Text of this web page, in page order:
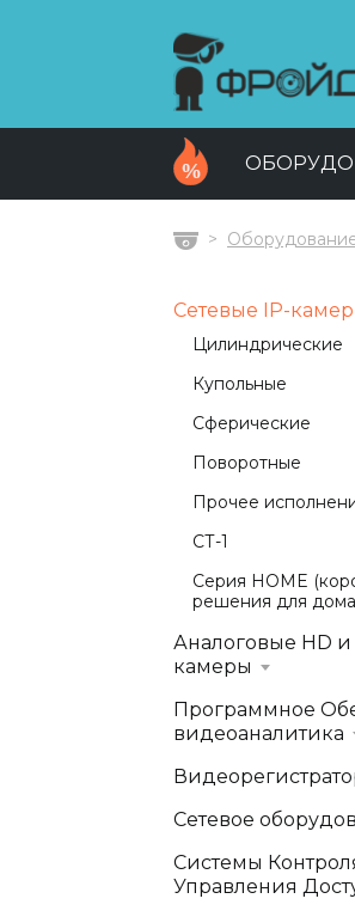
Главная
Сетевые IP-
Цилиндрические
Купольные
Сферические
Поворотные
Прочее
СТ-1
Серия HOME
решения для
Аналоговые HD и
камеры
Программное
видеоаналитика
Сетевое
Системы
Управления